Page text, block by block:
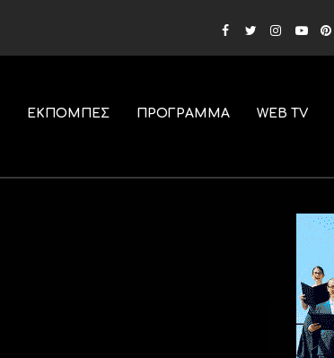
ΕΚΠΟΜΠΕΣ ΠΡΟΓΡΑΜΜΑ WEB TV